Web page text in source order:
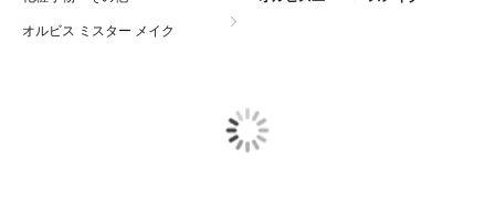
オルビス ミスター メイク